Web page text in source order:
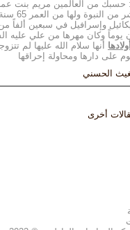
ولها من العمر 65 سنة.
وإسرافيل في سبعين ألفاً
أولادها أنها سلام الله عليها لم
على دارها ومحاولة إحراقها
الحسني
أخرى